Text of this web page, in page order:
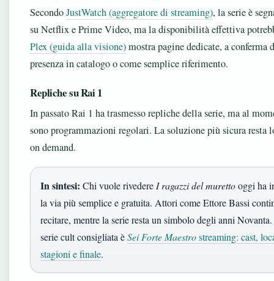
SecondoJustWatch (aggregatore di streaming), la serie è
su Netflix e Prime Video, ma la disponibilità effettiva
Plex (guida alla visione)mostra pagine dedicate, a conferma
presenza in catalogo o come semplice riferimento.
Repliche su Rai 1
In passato Rai 1 ha trasmesso repliche della serie, ma al
sono programmazioni regolari. La soluzione più sicura resta
on demand.
In sintesi: Chi vuole rivedere I ragazzi del murettooggi ha
la via più semplice e gratuita. Attori come Ettore Bassi
recitare, mentre la serie resta un simbolo degli anni Novanta.
serie cult consigliata èSei Forte Maestrostreaming: cast,
stagioni e finale.